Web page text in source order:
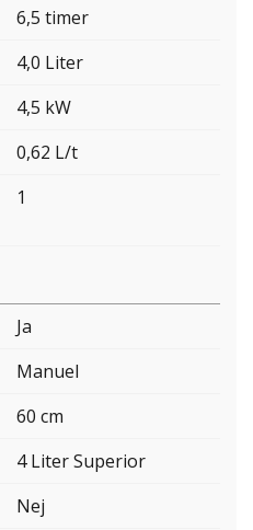
6,5 timer
4,0 Liter
4,5 kW
0,62 L/t
1
Ja
Manuel
60 cm
4 Liter Superior
Nej